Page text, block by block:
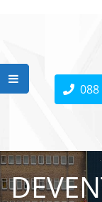
088